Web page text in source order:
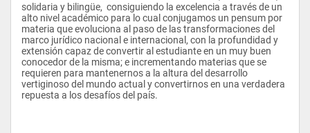
solidaria y bilingüe,  consiguiendo la excelencia a través de un
alto nivel académico para lo cual conjugamos un pensum por
materia que evoluciona al paso de las transformaciones del
marco jurídico nacional e internacional, con la profundidad y
extensión capaz de convertir al estudiante en un muy buen
conocedor de la misma; e incrementando materias que se
requieren para mantenernos a la altura del desarrollo
vertiginoso del mundo actual y convertirnos en una verdadera
repuesta a los desafíos del país.